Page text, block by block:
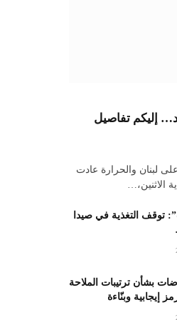
إليكم تفاصيل
لبنان والحرارة عادت
الاثنين،…
توقف التغذية في صيدا
بشأن ترتيبات الملاحة
إيجابية وبنّاءة